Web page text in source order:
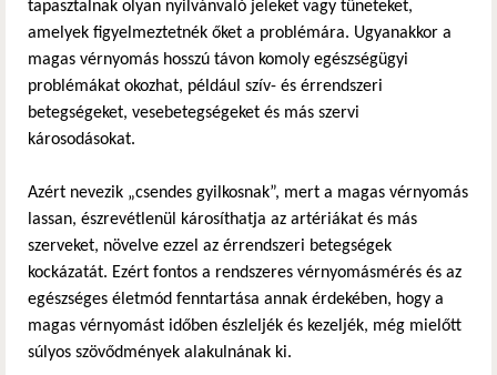
tapasztalnak olyan nyilvánvaló jeleket vagy tüneteket,
amelyek figyelmeztetnék őket a problémára. Ugyanakkor a
magas vérnyomás hosszú távon komoly egészségügyi
problémákat okozhat, például szív- és érrendszeri
betegségeket, vesebetegségeket és más szervi
károsodásokat.
Azért nevezik „csendes gyilkosnak”, mert a magas vérnyomás
lassan, észrevétlenül károsíthatja az artériákat és más
szerveket, növelve ezzel az érrendszeri betegségek
kockázatát. Ezért fontos a rendszeres vérnyomásmérés és az
egészséges életmód fenntartása annak érdekében, hogy a
magas vérnyomást időben észleljék és kezeljék, még mielőtt
súlyos szövődmények alakulnának ki.